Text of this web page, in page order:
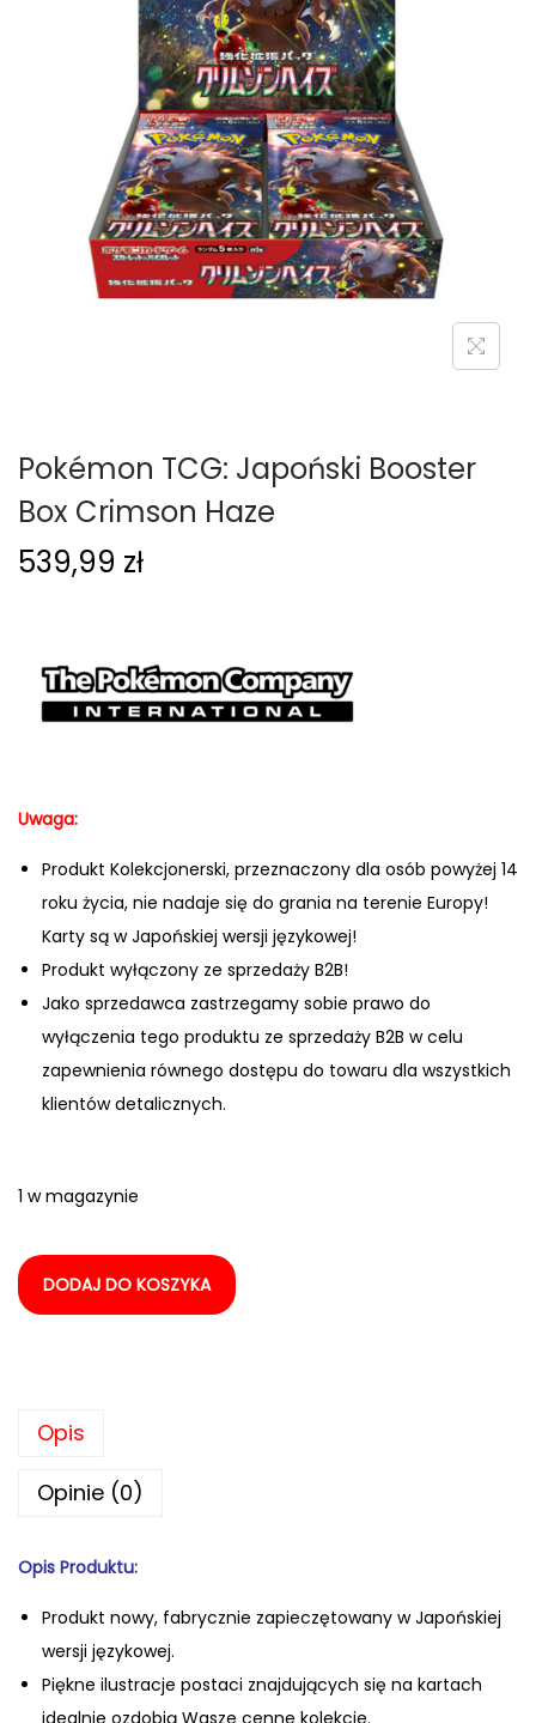
g
a
c
j
i
c
i
Pokémon TCG: Japoński Booster
Box Crimson Haze
539,99 zł
Uwaga:
Produkt Kolekcjonerski, przeznaczony dla osób powyżej 14
roku życia, nie nadaje się do grania na terenie Europy!
Karty są w Japońskiej wersji językowej!
Produkt wyłączony ze sprzedaży B2B!
Jako sprzedawca zastrzegamy sobie prawo do
wyłączenia tego produktu ze sprzedaży B2B w celu
zapewnienia równego dostępu do towaru dla wszystkich
klientów detalicznych.
1 w magazynie
DODAJ DO KOSZYKA
Opis
Opinie (0)
Opis Produktu:
Produkt nowy, fabrycznie zapieczętowany w Japońskiej
wersji językowej.
Piękne ilustracje postaci znajdujących się na kartach